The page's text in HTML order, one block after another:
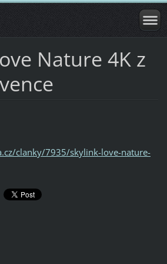
Nature 4K z
clanky/7935/skylink-love-nature-